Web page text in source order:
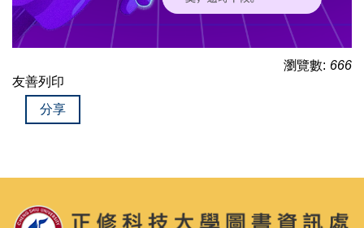
瀏覽數: 666
友善列印
分享